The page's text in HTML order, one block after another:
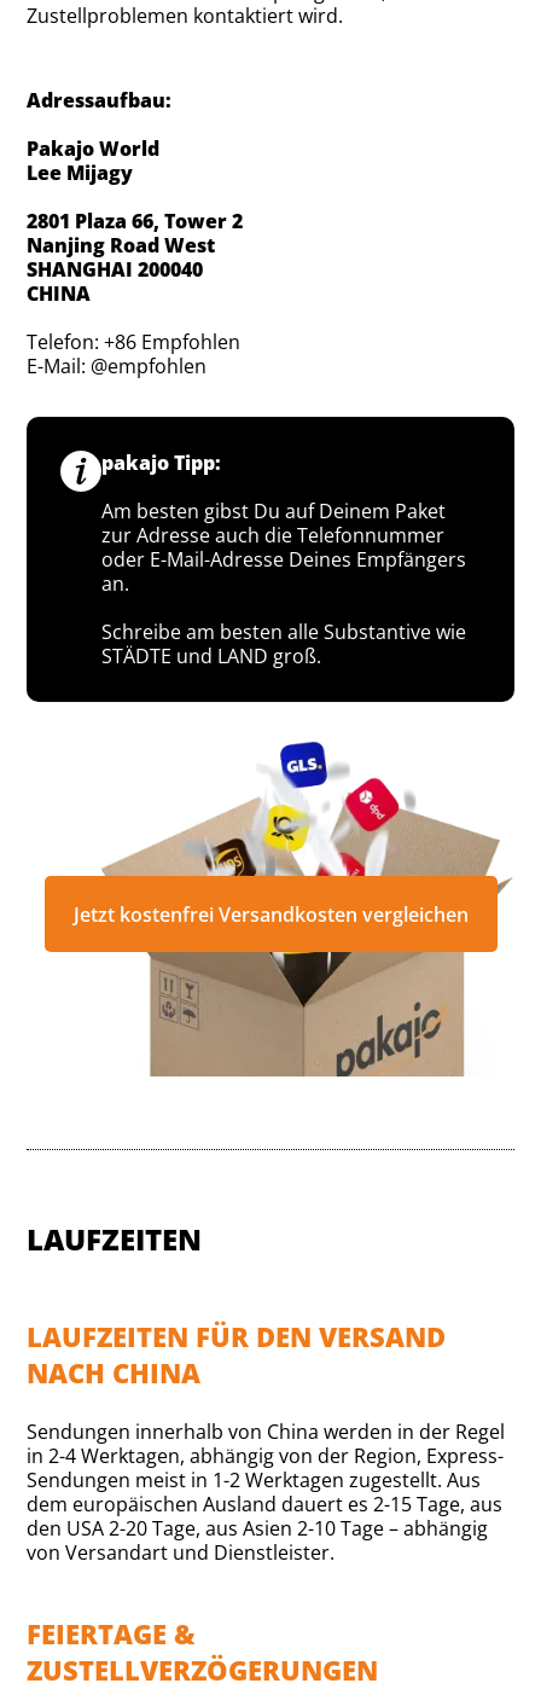
Zustellproblemen kontaktiert wird.
Adressaufbau:
Pakajo World
Lee Mijagy
2801 Plaza 66, Tower 2
Nanjing Road West
SHANGHAI 200040
CHINA
Telefon: +86 Empfohlen
E-Mail: @empfohlen
pakajo Tipp:
Am besten gibst Du auf Deinem Paket
zur Adresse auch die Telefonnummer
oder E-Mail-Adresse Deines Empfängers
an.
Schreibe am besten alle Substantive wie
STÄDTE und LAND groß.
Jetzt kostenfrei Versandkosten vergleichen
LAUFZEITEN
LAUFZEITEN FÜR DEN VERSAND
NACH CHINA
Sendungen innerhalb von China werden in der Regel
in 2-4 Werktagen, abhängig von der Region, Express-
Sendungen meist in 1-2 Werktagen zugestellt. Aus
dem europäischen Ausland dauert es 2-15 Tage, aus
den USA 2-20 Tage, aus Asien 2-10 Tage – abhängig
von Versandart und Dienstleister.
FEIERTAGE &
ZUSTELLVERZÖGERUNGEN